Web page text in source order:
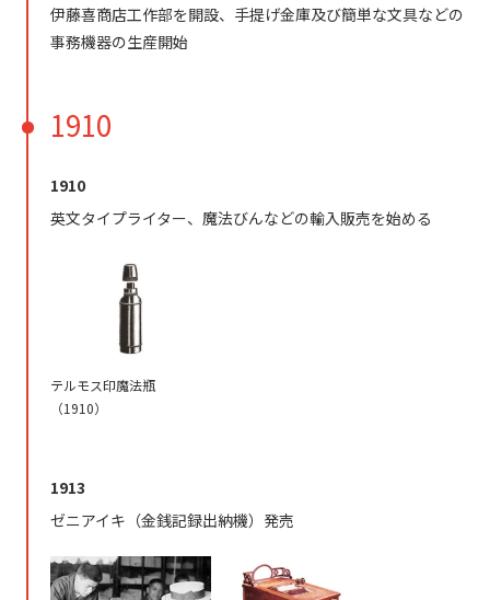
伊藤喜商店工作部を開設、手提げ金庫及び簡単な文具などの
事務機器の生産開始
1910
1910
英文タイプライター、魔法びんなどの輸入販売を始める
テルモス印魔法瓶
（1910）
1913
ゼニアイキ（金銭記録出納機）発売